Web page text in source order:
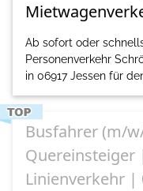
Ab sofort oder
Personenverkehr
in 06917 Jessen für
Busfahrer (m/
Quereinsteiger
Linienverkehr |